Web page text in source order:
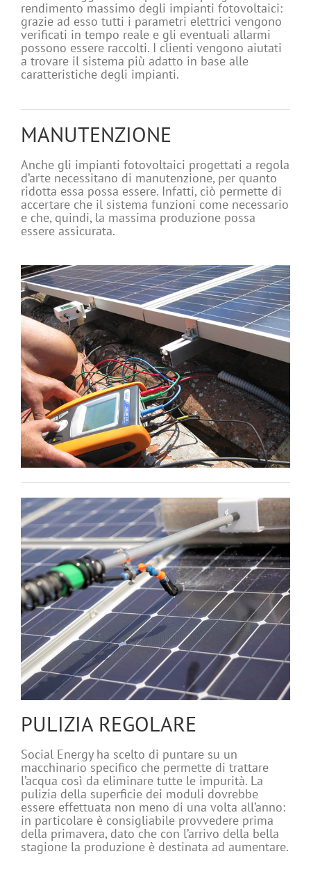
rendimento massimo degli impianti fotovoltaici:
grazie ad esso tutti i parametri elettrici vengono
verificati in tempo reale e gli eventuali allarmi
possono essere raccolti. I clienti vengono aiutati
a trovare il sistema più adatto in base alle
caratteristiche degli impianti.
MANUTENZIONE
Anche gli impianti fotovoltaici progettati a regola
d’arte necessitano di manutenzione, per quanto
ridotta essa possa essere. Infatti, ciò permette di
accertare che il sistema funzioni come necessario
e che, quindi, la massima produzione possa
essere assicurata.
PULIZIA REGOLARE
Social Energy ha scelto di puntare su un
macchinario specifico che permette di trattare
l’acqua così da eliminare tutte le impurità. La
pulizia della superficie dei moduli dovrebbe
essere effettuata non meno di una volta all’anno:
in particolare è consigliabile provvedere prima
della primavera, dato che con l’arrivo della bella
stagione la produzione è destinata ad aumentare.